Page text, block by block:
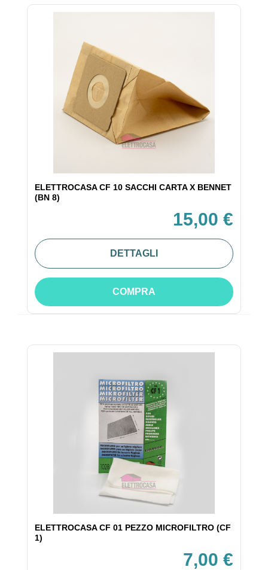
ELETTROCASA CF 10 SACCHI CARTA X BENNET
(BN 8)
15,00 €
DETTAGLI
COMPRA
ELETTROCASA CF 01 PEZZO MICROFILTRO (CF
1)
7,00 €